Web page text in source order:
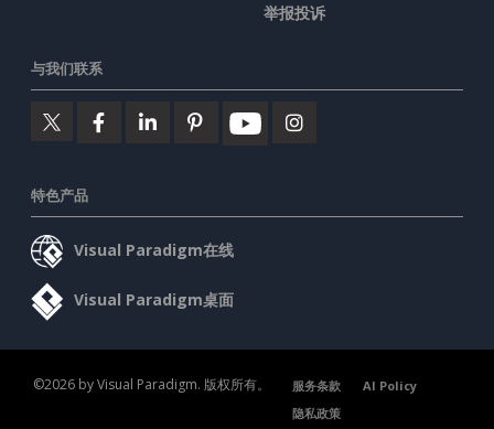
举报投诉
与我们联系
特色产品
Visual Paradigm在线
Visual Paradigm桌面
©2026 by Visual Paradigm. 版权所有。 服务条款
AI Policy
隐私政策